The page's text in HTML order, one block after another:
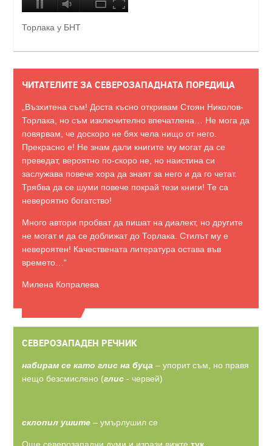
Торлака у БНТ
ЧИТАТЕЛИТЕ ЗА СЕВЕРОЗАПАДНАТА ПОРЕДИЦА
„Възхитена съм! Доста късно откривам Стоян Николов-
Торлака, но съм изключително впечатлена… Не мога да
повярвам, че доскоро не бях чела нищо от него.
Прекрасно е! Не знам дали книгите му могат да се
преведат, вероятно по-скоро не, но наистина си
заслужава повече хора да знаят за него и да го четат.
Трябва да се шуми повече покрай тези книги! Те са
невероятно богатство!
Много автори пробват да пишат на диалект, но другите
не могат и да се доближат до Торлака. Стилът му е
невероятен! Качествената литература остава във
времето…“
Милена Копралева
СЕВЕРОЗАПАДЕН РЕЧНИК
набирам се като глис на буца – упорит съм, но правя
нещо безсмислено (глис - червей)
склопил ушите – умърлушил се